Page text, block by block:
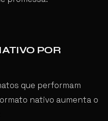
POR
que performam
nativo aumenta o